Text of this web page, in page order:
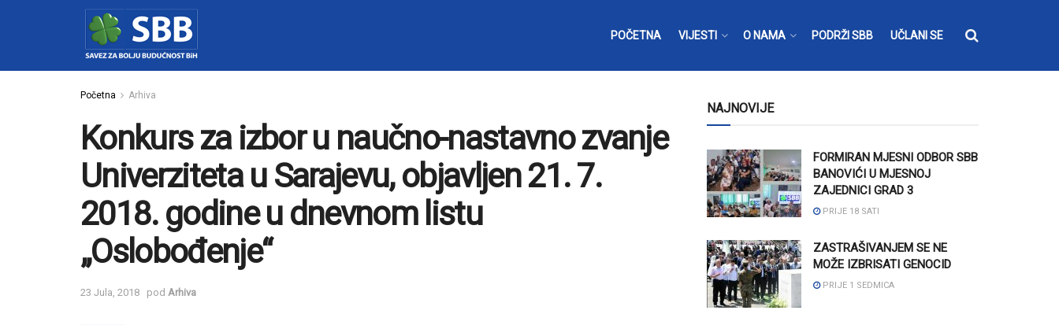
POČETNA VIJESTI O NAMA PODRŽI SBB UČLANI SE
Početna Arhiva
Konkurs za izbor u naučno-nastavno zvanje
Univerziteta u Sarajevu, objavljen 21. 7.
2018. godine u dnevnom listu
„Oslobođenje“
23 Jula, 2018 pod Arhiva
NAJNOVIJE
FORMIRAN MJESNI ODBOR SBB
BANOVIĆI U MJESNOJ
ZAJEDNICI GRAD 3
PRIJE 18 SATI
ZASTRAŠIVANJEM SE NE
MOŽE IZBRISATI GENOCID
PRIJE 1 SEDMICA